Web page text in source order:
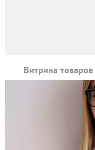
Витрина товаров